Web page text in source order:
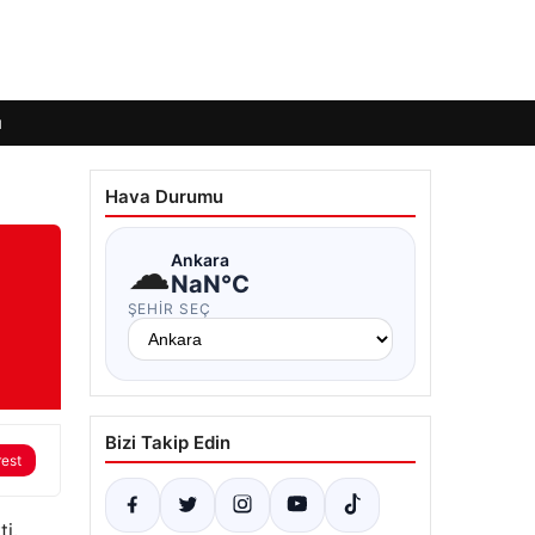
Hava Durumu
☁Ankara
NaN°C
ŞEHIR SEÇ
Bizi Takip Edin